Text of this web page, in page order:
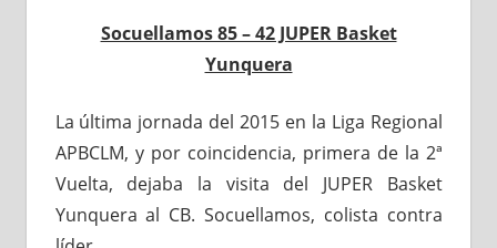
Socuellamos 85 – 42 JUPER Basket
Yunquera
La última jornada del 2015 en la Liga Regional
APBCLM, y por coincidencia, primera de la 2ª
Vuelta, dejaba la visita del JUPER Basket
Yunquera al CB. Socuellamos, colista contra